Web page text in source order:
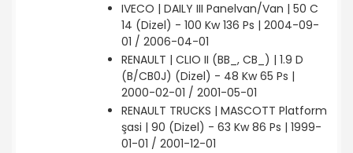
IVECO | DAILY III Panelvan/Van | 50 C
14 (Dizel) - 100 Kw 136 Ps | 2004-09-
01 / 2006-04-01
RENAULT | CLIO II (BB_, CB_) | 1.9 D
(B/CB0J) (Dizel) - 48 Kw 65 Ps |
2000-02-01 / 2001-05-01
RENAULT TRUCKS | MASCOTT Platform
şasi | 90 (Dizel) - 63 Kw 86 Ps | 1999-
01-01 / 2001-12-01